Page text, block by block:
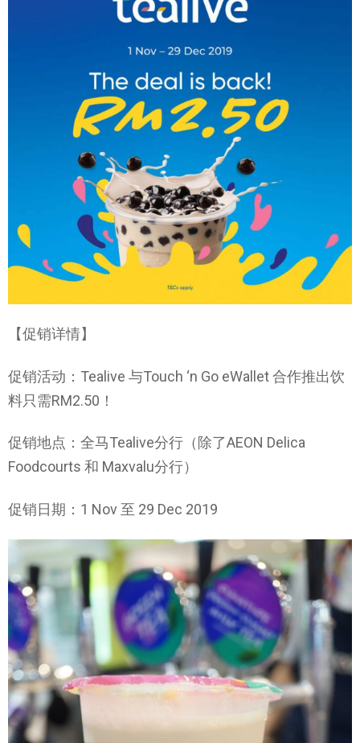
【促销详情】
促销活动：Tealive 与Touch ‘n Go eWallet 合作推出饮
料只需RM2.50！
促销地点：全马Tealive分行（除了AEON Delica
Foodcourts 和 Maxvalu分行）
促销日期：1 Nov 至 29 Dec 2019